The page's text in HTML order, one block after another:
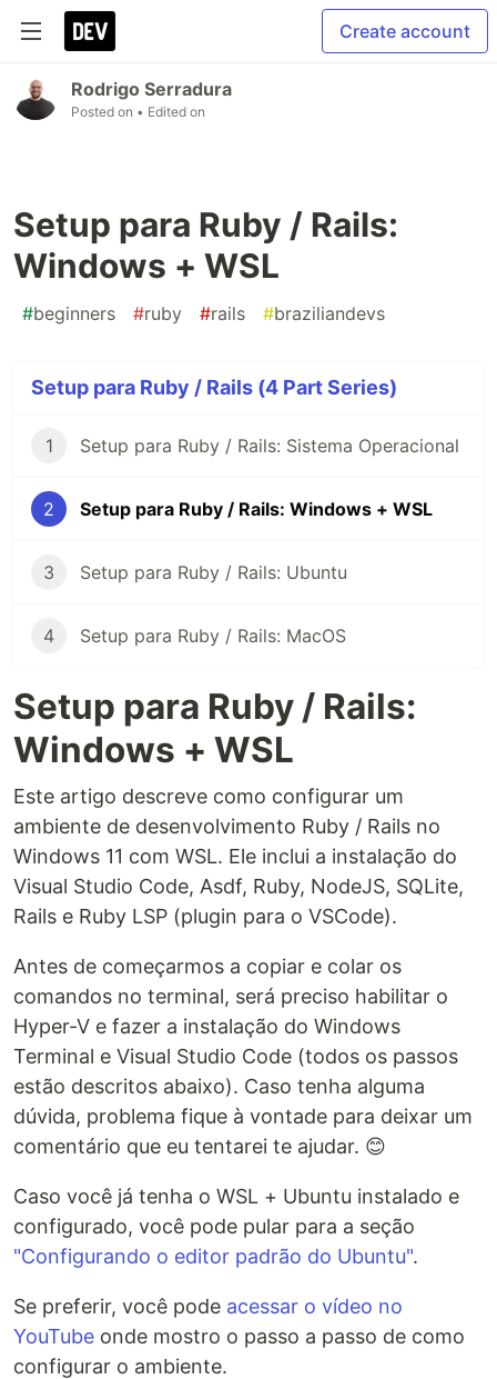
Create account
Rodrigo Serradura
Posted on • Edited on
Setup para Ruby / Rails:
Windows + WSL
#beginners #ruby #rails #braziliandevs
Setup para Ruby / Rails (4 Part Series)
1 Setup para Ruby / Rails: Sistema Operacional
2 Setup para Ruby / Rails: Windows + WSL
3 Setup para Ruby / Rails: Ubuntu
4 Setup para Ruby / Rails: MacOS
Setup para Ruby / Rails:
Windows + WSL
Este artigo descreve como configurar um
ambiente de desenvolvimento Ruby / Rails no
Windows 11 com WSL. Ele inclui a instalação do
Visual Studio Code, Asdf, Ruby, NodeJS, SQLite,
Rails e Ruby LSP (plugin para o VSCode).
Antes de começarmos a copiar e colar os
comandos no terminal, será preciso habilitar o
Hyper-V e fazer a instalação do Windows
Terminal e Visual Studio Code (todos os passos
estão descritos abaixo). Caso tenha alguma
dúvida, problema fique à vontade para deixar um
comentário que eu tentarei te ajudar. 😊
Caso você já tenha o WSL + Ubuntu instalado e
configurado, você pode pular para a seção
"Configurando o editor padrão do Ubuntu".
Se preferir, você pode acessar o vídeo no
YouTube onde mostro o passo a passo de como
configurar o ambiente.